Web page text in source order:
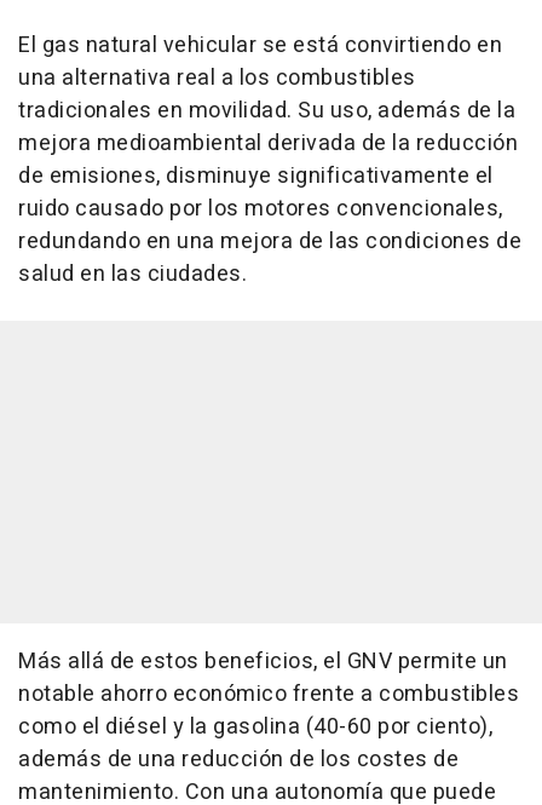
El gas natural vehicular se está convirtiendo en
una alternativa real a los combustibles
tradicionales en movilidad. Su uso, además de la
mejora medioambiental derivada de la reducción
de emisiones, disminuye significativamente el
ruido causado por los motores convencionales,
redundando en una mejora de las condiciones de
salud en las ciudades.
Más allá de estos beneficios, el GNV permite un
notable ahorro económico frente a combustibles
como el diésel y la gasolina (40-60 por ciento),
además de una reducción de los costes de
mantenimiento. Con una autonomía que puede